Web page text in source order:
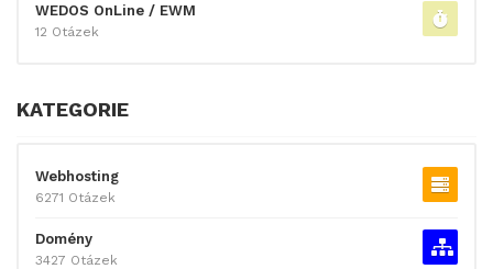
WEDOS OnLine / EWM
12 Otázek
KATEGORIE
Webhosting
6271 Otázek
Domény
3427 Otázek